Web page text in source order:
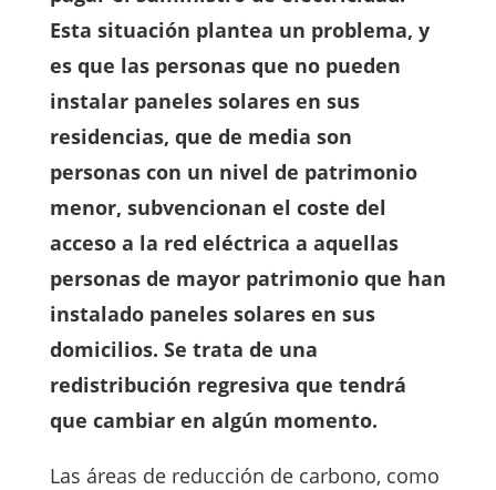
Esta situación plantea un problema, y
es que las personas que no pueden
instalar paneles solares en sus
residencias, que de media son
personas con un nivel de patrimonio
menor, subvencionan el coste del
acceso a la red eléctrica a aquellas
personas de mayor patrimonio que han
instalado paneles solares en sus
domicilios. Se trata de una
redistribución regresiva que tendrá
que cambiar en algún momento.
Las áreas de reducción de carbono, como